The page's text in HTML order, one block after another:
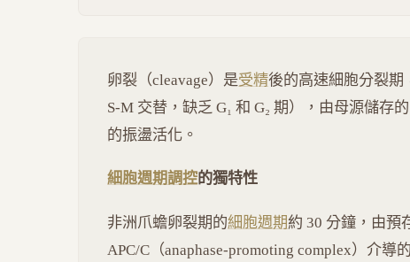
卵裂（cleavage）是受精後的高速細胞分裂期
S-M 交替，缺乏 G₁ 和 G₂ 期），由母源儲存
的振盪活化。
細胞週期調控的獨特性
非洲爪蟾卵裂期的細胞週期約 30 分鐘，由預
APC/C（anaphase-promoting complex）介